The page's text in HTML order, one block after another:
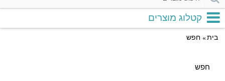
קטלוג מוצרים
בית חפש
חפש